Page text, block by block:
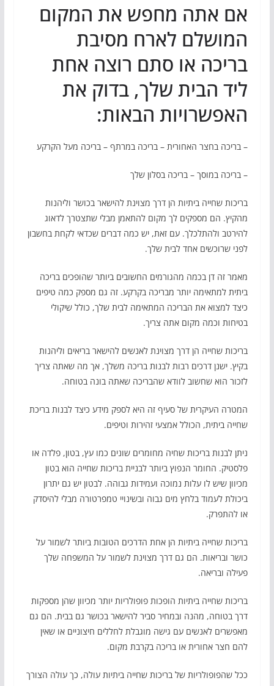
אם אתה מחפש את המקום
המושלם לארח מסיבת
בריכה או סתם רוצה אחת
ליד הבית שלך, בדוק את
האפשרויות הבאות:
– בריכה בחצר האחורית – בריכה במרתף – בריכה מעל הקרקע
– בריכה במוסך – בריכה בסלון שלך
בריכות שחייה ביתיות הן דרך מצוינת להישאר בכושר וליהנות
מהקיץ. הם מספקים לך מקום להתאמן מבלי שתצטרך לדאוג
להירטב ולהתלכלך. עם זאת, יש כמה דברים שכדאי לקחת בחשבון
לפני שרוכשים אחד לבית שלך.
מאמר זה דן בכמה מהגורמים החשובים ביותר שהופכים בריכה
ביתית למתאימה יותר מבריכה בקרקע. זה גם מספק כמה טיפים
כיצד למצוא את הבריכה המתאימה לבית שלך, כולל שיקולי
בטיחות וכמה מקום אתה צריך.
בריכות שחייה הן דרך מצוינת לאנשים להישאר בריאים וליהנות
בקיץ. ישנן דרכים רבות לבנות בריכה משלך, אך מה שאתה צריך
לזכור הוא שחשוב לוודא שהבריכה שאתה בונה בטוחה.
המטרה העיקרית של סעיף זה היא לספק מידע כיצד לבנות בריכת
שחייה ביתית, הכולל אמצעי זהירות וטיפים.
ניתן לבנות בריכות שחיה מחומרים שונים כמו עץ, בטון, פלדה או
פלסטיק. החומר הנפוץ ביותר לבניית בריכות שחייה הוא בטון
מכיוון שיש לו עלות נמוכה ועמידות גבוהה. לבטון יש גם יתרון
ביכולת לעמוד בלחץ מים גבוה ובשינויי טמפרטורה מבלי להיסדק
או להתפרק.
בריכות שחייה ביתיות הן אחת הדרכים הטובות ביותר לשמור על
כושר ובריאות. הם גם דרך מצוינת לשמור על המשפחה שלך
פעילה ובריאה.
בריכות שחייה ביתיות הופכות פופולריות יותר מכיוון שהן מספקות
דרך בטוחה, מהנה ובמחיר סביר להישאר בכושר גם בבית. הם גם
מאפשרים לאנשים עם גישה מוגבלת לחללים חיצוניים או שאין
להם חצר אחורית או בריכה בקרבת מקום.
ככל שהפופולריות של בריכות שחייה ביתיות עולה, כך עולה הצורך